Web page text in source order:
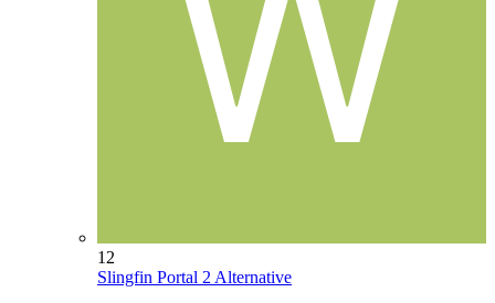
12
Slingfin Portal 2 Alternative